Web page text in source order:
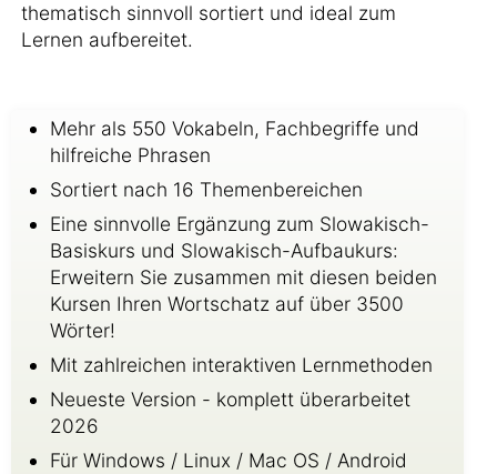
thematisch sinnvoll sortiert und ideal zum
Lernen aufbereitet.
Mehr als 550 Vokabeln, Fachbegriffe und
hilfreiche Phrasen
Sortiert nach 16 Themenbereichen
Eine sinnvolle Ergänzung zum Slowakisch-
Basiskurs und Slowakisch-Aufbaukurs:
Erweitern Sie zusammen mit diesen beiden
Kursen Ihren Wortschatz auf über 3500
Wörter!
Mit zahlreichen interaktiven Lernmethoden
Neueste Version - komplett überarbeitet
2026
Für Windows / Linux / Mac OS / Android